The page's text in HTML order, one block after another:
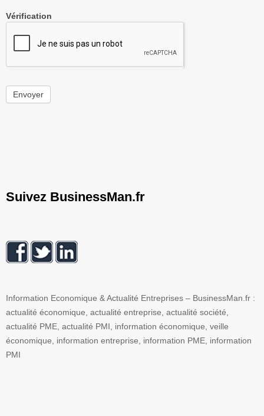
Vérification
Envoyer
Suivez BusinessMan.fr
Information Economique & Actualité Entreprises – BusinessMan.fr :
actualité économique, actualité entreprise, actualité société,
actualité PME, actualité PMI, information économique, veille
économique, information entreprise, information PME, information
PMI